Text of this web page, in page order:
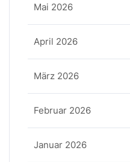
Mai 2026
April 2026
März 2026
Februar 2026
Januar 2026